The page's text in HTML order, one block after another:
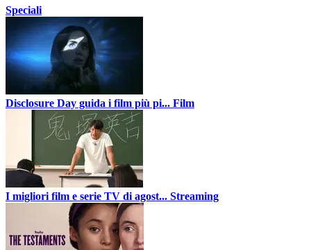
Speciali
Disclosure Day guida i film più pi... Film
I migliori film e serie TV di agost... Streaming